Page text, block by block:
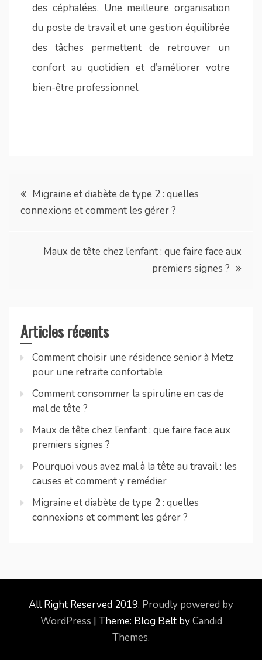
des céphalées. Une meilleure organisation
du poste de travail et une gestion équilibrée
des tâches permettent de retrouver un
confort au quotidien et d’améliorer votre
bien-être professionnel.
Navigation
de
l’article
Migraine et diabète de type 2 : quelles
connexions et comment les gérer ?
Maux de tête chez l’enfant : que faire face aux
premiers signes ?
Articles récents
Comment choisir une résidence senior à Metz
pour une retraite confortable
Comment consommer la spiruline en cas de
mal de tête ?
Maux de tête chez l’enfant : que faire face aux
premiers signes ?
Pourquoi vous avez mal à la tête au travail : les
causes et comment y remédier
Migraine et diabète de type 2 : quelles
connexions et comment les gérer ?
All Right Reserved 2019. Proudly powered by
WordPress | Theme: Blog Belt byCandid
Themes.